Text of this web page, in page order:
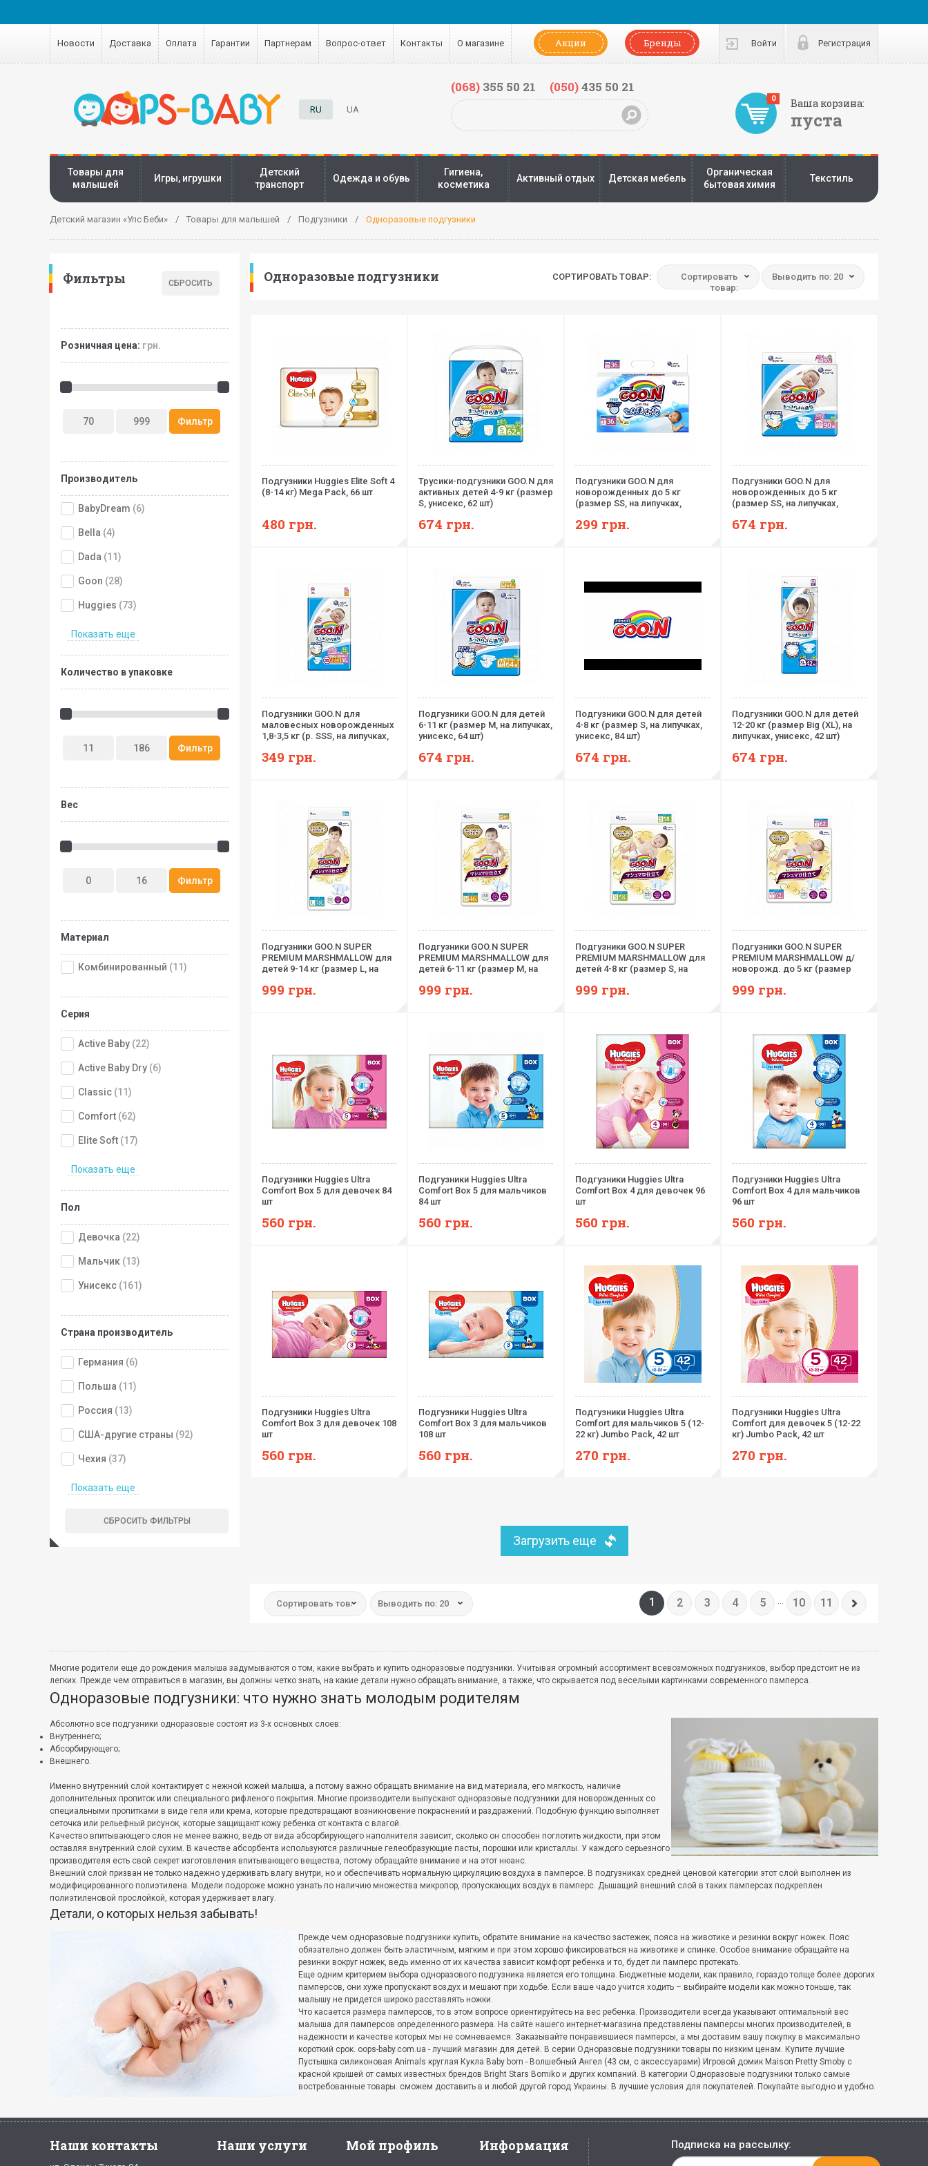
Войти Регистрация
Новости Доставка Оплата Гарантии Партнерам Вопрос-ответ Контакты О магазине Акции Бренды
Ваша корзина:
пуста
0
RU UA
(068)355 50 21 (050)435 50 21
Товары для
малышей
Игры, игрушки
Детский
транспорт
Одежда и обувь
Гигиена,
косметика
Активный отдых Детская мебель
Органическая
бытовая химия
Текстиль
Детский магазин «Упс Беби» Товары для малышей Подгузники Одноразовые подгузники
Фильтры
Розничная цена: грн.
Производитель
BabyDream (6)
Bella (4)
Dada (11)
Goon (28)
Huggies (73)
Показать еще
Количество в упаковке
Вес
Материал
Комбинированный (11)
Серия
Active Baby (22)
Active Baby Dry (6)
Classic (11)
Comfort (62)
Elite Soft (17)
Показать еще
Пол
Девочка (22)
Мальчик (13)
Унисекс (161)
Страна производитель
Германия (6)
Польша (11)
Россия (13)
США-другие страны (92)
Чехия (37)
Показать еще
Одноразовые подгузники СОРТИРОВАТЬ ТОВАР:
Сортировать
товар:
Выводить по: 20
Подгузники Huggies Elite Soft 4
(8-14 кг) Mega Pack, 66 шт
480 грн.
Трусики-подгузники GOO.N для
активных детей 4-9 кг (размер
S, унисекс, 62 шт)
674 грн.
Подгузники GOO.N для
новорожденных до 5 кг
(размер SS, на липучках,
299 грн.
Подгузники GOO.N для
новорожденных до 5 кг
(размер SS, на липучках,
674 грн.
Подгузники GOO.N для
маловесных новорожденных
1,8-3,5 кг (р. SSS, на липучках,
349 грн.
Подгузники GOO.N для детей
6-11 кг (размер M, на липучках,
унисекс, 64 шт)
674 грн.
Подгузники GOO.N для детей
4-8 кг (размер S, на липучках,
унисекс, 84 шт)
674 грн.
Подгузники GOO.N для детей
12-20 кг (размер Big (XL), на
липучках, унисекс, 42 шт)
674 грн.
Подгузники GOO.N SUPER
PREMIUM MARSHMALLOW для
детей 9-14 кг (размер L, на
999 грн.
Подгузники GOO.N SUPER
PREMIUM MARSHMALLOW для
детей 6-11 кг (размер M, на
999 грн.
Подгузники GOO.N SUPER
PREMIUM MARSHMALLOW для
детей 4-8 кг (размер S, на
999 грн.
Подгузники GOO.N SUPER
PREMIUM MARSHMALLOW д/
новорожд. до 5 кг (размер
999 грн.
Подгузники Huggies Ultra
Comfort Box 5 для девочек 84
шт
560 грн.
Подгузники Huggies Ultra
Comfort Box 5 для мальчиков
84 шт
560 грн.
Подгузники Huggies Ultra
Comfort Box 4 для девочек 96
шт
560 грн.
Подгузники Huggies Ultra
Comfort Box 4 для мальчиков
96 шт
560 грн.
Подгузники Huggies Ultra
Comfort Box 3 для девочек 108
шт
560 грн.
Подгузники Huggies Ultra
Comfort Box 3 для мальчиков
108 шт
560 грн.
Подгузники Huggies Ultra
Comfort для мальчиков 5 (12-
22 кг) Jumbo Pack, 42 шт
270 грн.
Подгузники Huggies Ultra
Comfort для девочек 5 (12-22
кг) Jumbo Pack, 42 шт
270 грн.
Загрузить еще
Сортировать товар: Выводить по: 20 1 2 3 4 5 ... 10 11
Многие родители еще до рождения малыша задумываются о том, какие выбрать и купить одноразовые подгузники. Учитывая огромный ассортимент всевозможных подгузников, выбор предстоит не из
легких. Прежде чем отправиться в магазин, вы должны четко знать, на какие детали нужно обращать внимание, а также, что скрывается под веселыми картинками современного памперса.
Одноразовые подгузники: что нужно знать молодым родителям
Абсолютно все подгузники одноразовые состоят из 3-х основных слоев:
Внутреннего;
Абсорбирующего;
Внешнего.
Именно внутренний слой контактирует с нежной кожей малыша, а потому важно обращать внимание на вид материала, его мягкость, наличие
дополнительных пропиток или специального рифленого покрытия. Многие производители выпускают одноразовые подгузники для новорожденных со
специальными пропитками в виде геля или крема, которые предотвращают возникновение покраснений и раздражений. Подобную функцию выполняет
сеточка или рельефный рисунок, которые защищают кожу ребенка от контакта с влагой.
Качество впитывающего слоя не менее важно, ведь от вида абсорбирующего наполнителя зависит, сколько он способен поглотить жидкости, при этом
оставляя внутренний слой сухим. В качестве абсорбента используются различные гелеобразующие пасты, порошки или кристаллы. У каждого серьезного
производителя есть свой секрет изготовления впитывающего вещества, потому обращайте внимание и на этот нюанс.
Внешний слой призван не только надежно удерживать влагу внутри, но и обеспечивать нормальную циркуляцию воздуха в памперсе. В подгузниках средней ценовой категории этот слой выполнен из
модифицированного полиэтилена. Модели подороже можно узнать по наличию множества микропор, пропускающих воздух в памперс. Дышащий внешний слой в таких памперсах подкреплен
полиэтиленовой прослойкой, которая удерживает влагу.
Детали, о которых нельзя забывать!
Прежде чем одноразовые подгузники купить, обратите внимание на качество застежек, пояса на животике и резинки вокруг ножек. Пояс
обязательно должен быть эластичным, мягким и при этом хорошо фиксироваться на животике и спинке. Особое внимание обращайте на
резинки вокруг ножек, ведь именно от их качества зависит комфорт ребенка и то, будет ли памперс протекать.
Еще одним критерием выбора одноразового подгузника является его толщина. Бюджетные модели, как правило, гораздо толще более дорогих
памперсов, они хуже пропускают воздух и мешают при ходьбе. Если ваше чадо учится ходить – выбирайте модели как можно тоньше, так
малышу не придется широко расставлять ножки.
Что касается размера памперсов, то в этом вопросе ориентируйтесь на вес ребенка. Производители всегда указывают оптимальный вес
малыша для памперсов определенного размера. На сайте нашего интернет-магазина представлены памперсы многих производителей, в
надежности и качестве которых мы не сомневаемся. Заказывайте понравившиеся памперсы, а мы доставим вашу покупку в максимально
короткий срок. oops-baby.com.ua - лучший магазин для детей. В серии Одноразовые подгузники товары по низким ценам. Купите лучшие
Пустышка силиконовая Animals круглая Кукла Baby born - Волшебный Ангел (43 см, с аксессуарами) Игровой домик Maison Pretty Smoby с
красной крышей от самых известных брендов Bright Stars Bomiko и других компаний. В категории Одноразовые подгузники только самые
востребованные товары. сможем доставить в и любой другой город Украины. В лучшие условия для покупателей. Покупайте выгодно и удобно.
Наши контакты Наши услуги Мой профиль Информация Подписка на рассылку: